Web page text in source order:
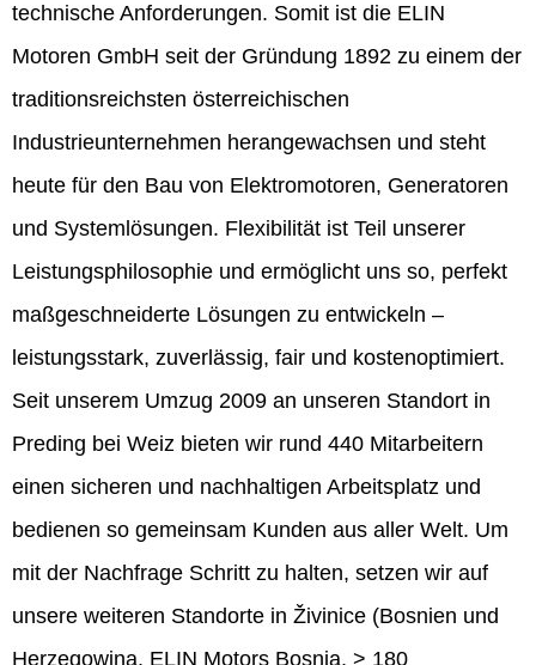
technische Anforderungen. Somit ist die ELIN
Motoren GmbH seit der Gründung 1892 zu einem der
traditionsreichsten österreichischen
Industrieunternehmen herangewachsen und steht
heute für den Bau von Elektromotoren, Generatoren
und Systemlösungen. Flexibilität ist Teil unserer
Leistungsphilosophie und ermöglicht uns so, perfekt
maßgeschneiderte Lösungen zu entwickeln –
leistungsstark, zuverlässig, fair und kostenoptimiert.
Seit unserem Umzug 2009 an unseren Standort in
Preding bei Weiz bieten wir rund 440 Mitarbeitern
einen sicheren und nachhaltigen Arbeitsplatz und
bedienen so gemeinsam Kunden aus aller Welt. Um
mit der Nachfrage Schritt zu halten, setzen wir auf
unsere weiteren Standorte in Živinice (Bosnien und
Herzegowina, ELIN Motors Bosnia, > 180